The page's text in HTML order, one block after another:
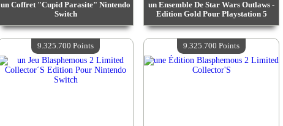
un Coffret "Cupid Parasite" Nintendo
Switch
Valeur :11 865 100 Points
Quantité Disponible :4
un Ensemble De Star Wars Outlaws -
Edition Gold Pour Playstation 5
Valeur :11 018 000 Points
Quantité Disponible :4
9.325.700 Points 9.325.700 Points